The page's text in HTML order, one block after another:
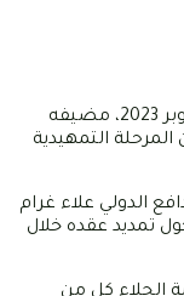
يواجه النادي الصفاقسي، يوم السبت 28 أكتوبر 2023، مضيفه
المرحلة التمهيدية
الدولي علاء غرام
تمديد عقده خلال